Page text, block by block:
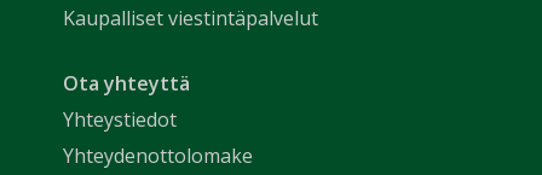
Kaupalliset viestintäpalvelut
Ota yhteyttä
Yhteystiedot
Yhteydenottolomake